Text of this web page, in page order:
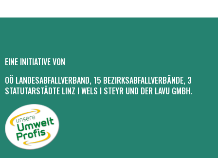
EINE INITIATIVE VON
OÖ LANDESABFALLVERBAND, 15 BEZIRKSABFALLVERBÄNDE, 3
STATUTARSTÄDTE LINZ I WELS I STEYR UND DER LAVU GMBH.